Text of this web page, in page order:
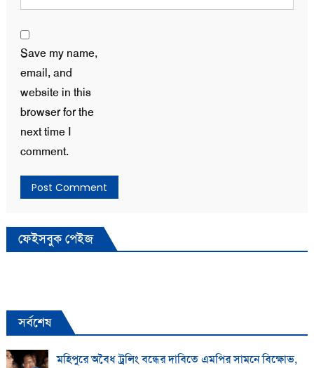
Save my name,
email, and
website in this
browser for the
next time I
comment.
ফেইসবুক পেইজ
সর্বশেষ
মহিপুরে অবৈধ ট্রলিং বন্ধের দাবিতে এমপির সামনে বিক্ষোভ,